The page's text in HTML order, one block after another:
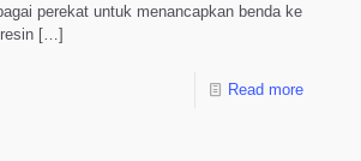
perekat untuk menancapkan benda ke
[…]
Read more